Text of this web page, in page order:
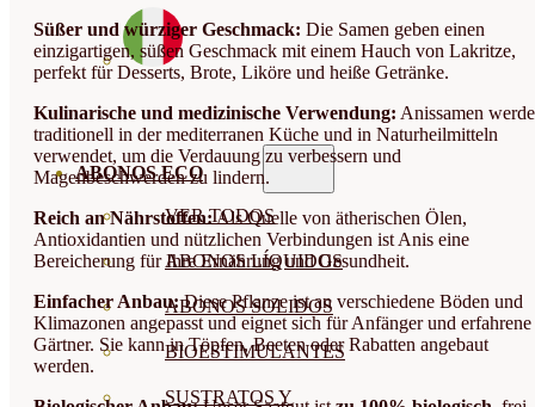
ABONOS ECO
VER TODOS
ABONOS LÍQUIDOS
ABONOS SOLIDOS
BIOESTIMULANTES
SUSTRATOS Y
Süßer und würziger Geschmack: Die Samen geben einen
einzigartigen, süßen Geschmack mit einem Hauch von Lakritze,
perfekt für Desserts, Brote, Liköre und heiße Getränke.
Kulinarische und medizinische Verwendung: Anissamen
traditionell in der mediterranen Küche und in Naturheilmitteln
verwendet, um die Verdauung zu verbessern und
Magenbeschwerden zu lindern.
Reich an Nährstoffen:Als Quelle von ätherischen Ölen,
Antioxidantien und nützlichen Verbindungen ist Anis eine
Bereicherung für Ihre Ernährung und Gesundheit.
Einfacher Anbau:Diese Pflanze ist an verschiedene Böden und
Klimazonen angepasst und eignet sich für Anfänger und erfahrene
Gärtner. Sie kann in Töpfen, Beeten oder Rabatten angebaut
werden.